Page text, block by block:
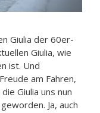
Giulia der 60er-
Giulia, wie
ist. Und
am Fahren,
Giulia uns nun
Ja, auch